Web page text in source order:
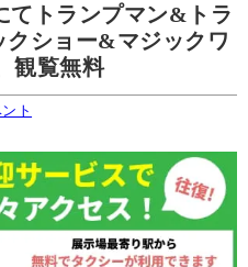
てトランプマン&トラ
クショー&マジックワ
観覧無料
ト